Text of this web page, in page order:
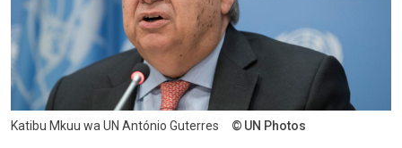
Katibu Mkuu wa UN António Guterres UN Photos